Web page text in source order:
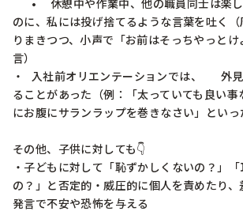
のに、私には投げ捨てるような言葉を吐く
りまきつつ、小声で「お前はそっちやっと
言）
・	入社前オリエンテーションでは、	外見についても言われ
ることがあった（例：「太っていても良い
にお腹にサランラップを巻きなさい」といっ
その他、子供に対しても👇
・子どもに対して「恥ずかしくないの？」
の？」と否定的・威圧的に個人を責めたり、
発言で不安や恐怖を与える